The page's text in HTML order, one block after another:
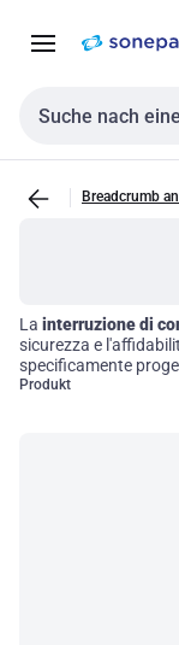
NavigationInhalt
Sucheingabe
Breadcrumb
La interruzione di
sicurezza e
specificamente
per chassis
, offrono
Produkt